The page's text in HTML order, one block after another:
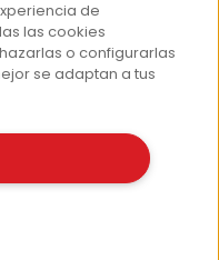
de
las cookies
o configurarlas
se adaptan a tus